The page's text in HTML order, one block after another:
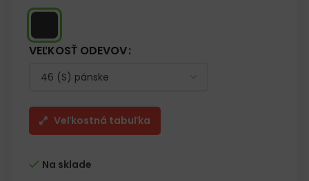
VEĽKOSŤ ODEVOV
Veľkostná tabuľka
Na sklade